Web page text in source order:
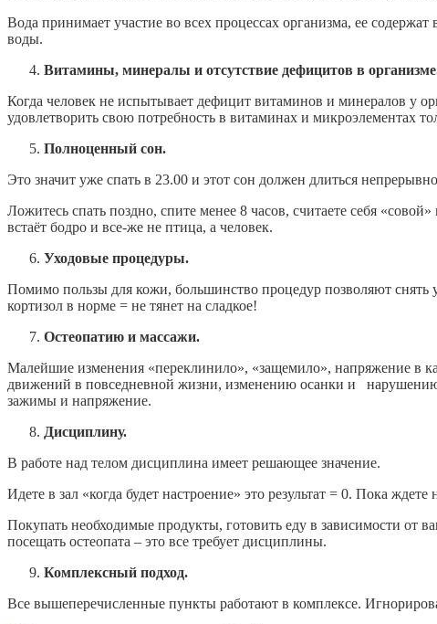
Вода принимает участие во всех процессах организма, ее
воды.
Витамины, минералы и отсутствие дефицитов в
Когда человек не испытывает дефицит витаминов и минералов у
удовлетворить свою потребность в витаминах и микроэлементах
Полноценный сон.
Это значит уже спать в 23.00 и этот сон должен длиться
Ложитесь спать поздно, спите менее 8 часов, считаете себя
встаёт бодро и все-же не птица, а человек.
Уходовые процедуры.
Помимо пользы для кожи, большинство процедур позволяют снять
кортизол в норме = не тянет на сладкое!
Остеопатию и массажи.
Малейшие изменения «переклинило», «защемило», напряжение в
движений в повседневной жизни, изменению осанки и
зажимы и напряжение.
Дисциплину.
В работе над телом дисциплина имеет решающее значение.
Идете в зал «когда будет настроение» это результат = 0. Пока
Покупать необходимые продукты, готовить еду в зависимости от
посещать остеопата – это все требует дисциплины.
Комплексный подход.
Все вышеперечисленные пункты работают в комплексе.